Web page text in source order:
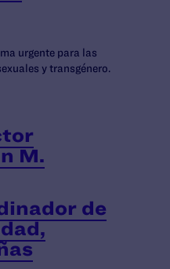
urgente para las
y transgénero.
M.
de